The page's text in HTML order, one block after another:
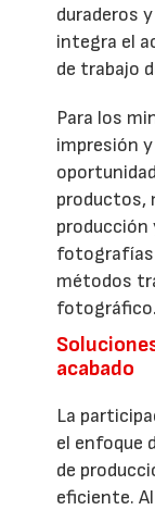
duraderos
integra el
de trabajo
Para los
impresión
productos,
producción
fotografías
métodos
fotográfico.
acabado
La
el enfoque
de
eficiente.